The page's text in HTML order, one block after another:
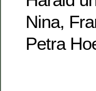
Nina,
Petra